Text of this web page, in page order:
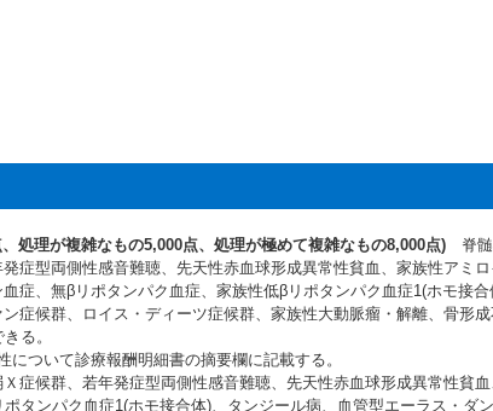
処理が複雑なもの5,000点、処理が極めて複雑なもの8,000点) 脊髄
症型両側性感音難聴、先天性赤血球形成異常性貧血、家族性アミ
症、無βリポタンパク血症、家族性低βリポタンパク血症1(ホモ接
症候群、ロイス・ディーツ症候群、家族性大動脈瘤・解離、骨形
る。
ついて診療報酬明細書の摘要欄に記載する。
症候群、若年発症型両側性感音難聴、先天性赤血球形成異常性貧
タンパク血症1(ホモ接合体)、タンジール病、血管型エーラス・